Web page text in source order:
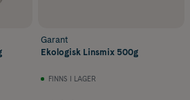
Garant
Ekologisk Linsmix 500g
FINNS I LAGER